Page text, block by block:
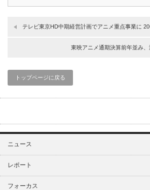
テレビ東京HD中期経営計画でアニメ重点事業に
東映アニメ通期決算前年並み、
トップページに戻る
ニュース
レポート
フォーカス